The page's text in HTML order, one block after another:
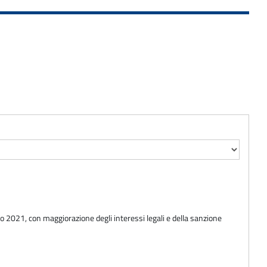
con maggiorazione degli interessi legali e della sanzione